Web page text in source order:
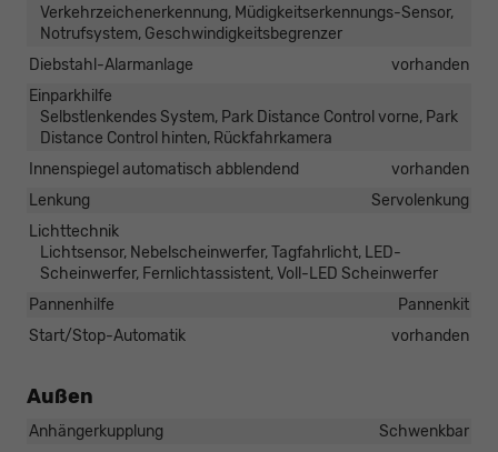
Verkehrzeichenerkennung, Müdigkeitserkennungs-Sensor,
Notrufsystem, Geschwindigkeitsbegrenzer
Diebstahl-Alarmanlage
vorhanden
Einparkhilfe
Selbstlenkendes System, Park Distance Control vorne, Park
Distance Control hinten, Rückfahrkamera
Innenspiegel automatisch abblendend
vorhanden
Lenkung
Servolenkung
Lichttechnik
Lichtsensor, Nebelscheinwerfer, Tagfahrlicht, LED-
Scheinwerfer, Fernlichtassistent, Voll-LED Scheinwerfer
Pannenhilfe
Pannenkit
Start/Stop-Automatik
vorhanden
Außen
Anhängerkupplung
Schwenkbar